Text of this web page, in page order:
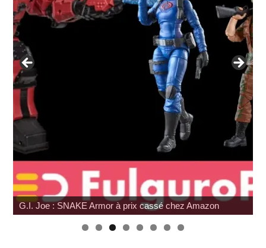
G.I. Joe : SNAKE Armor à prix cassé chez Amazon